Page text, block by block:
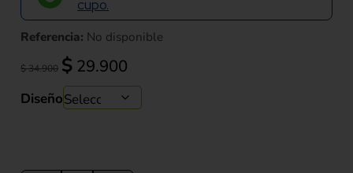
cupo.
Referencia: No disponible
$34.900
El
precio
original
era:
$ 29.900
actual
es:
Diseño